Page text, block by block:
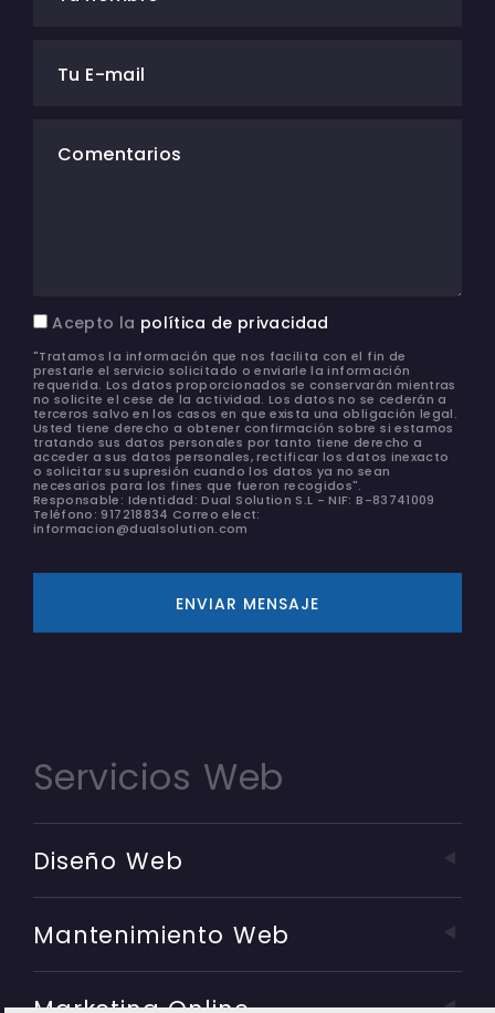
Tu E-mail
Comentarios
Acepto la política de privacidad
"Tratamos la información que nos facilita con el fin de
prestarle el servicio solicitado o enviarle la información
requerida. Los datos proporcionados se conservarán mientras
no solicite el cese de la actividad. Los datos no se cederán a
terceros salvo en los casos en que exista una obligación legal.
Usted tiene derecho a obtener confirmación sobre si estamos
tratando sus datos personales por tanto tiene derecho a
acceder a sus datos personales, rectificar los datos inexacto
o solicitar su supresión cuando los datos ya no sean
necesarios para los fines que fueron recogidos".
Responsable: Identidad: Dual Solution S.L - NIF: B-83741009
Teléfono: 917218834 Correo elect:
informacion@dualsolution.com
ENVIAR MENSAJE
Servicios Web
Diseño Web
Mantenimiento Web